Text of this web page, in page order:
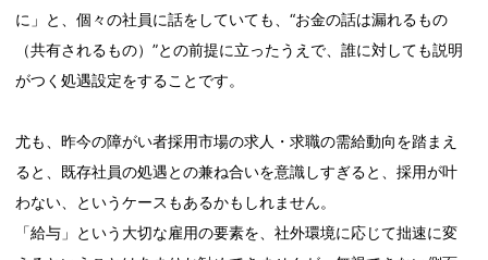
に」と、個々の社員に話をしていても、“お金の話は漏れるもの
（共有されるもの）”との前提に立ったうえで、誰に対しても説明
がつく処遇設定をすることです。
尤も、昨今の障がい者採用市場の求人・求職の需給動向を踏まえ
ると、既存社員の処遇との兼ね合いを意識しすぎると、採用が叶
わない、というケースもあるかもしれません。
「給与」という大切な雇用の要素を、社外環境に応じて拙速に変